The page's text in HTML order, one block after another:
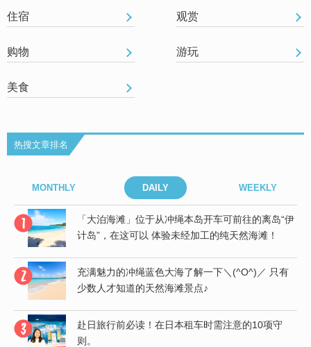
住宿 观赏
购物 游玩
美食
热搜文章排名
MONTHLY DAILY WEEKLY
「大泊海滩」位于从冲绳本岛开车可前往的离岛“伊
计岛”，在这可以 体验未经加工的纯天然海滩！
充满魅力的冲绳蓝色大海了解一下＼(^O^)／ 只有
少数人才知道的天然海滩景点♪
赴日旅行前必读！在日本租车时需注意的10项守
则。